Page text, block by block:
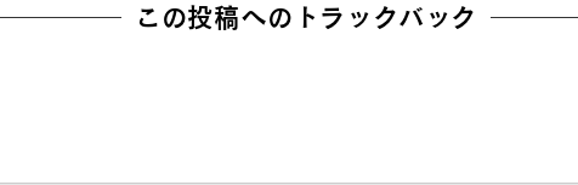
この投稿へのトラックバック